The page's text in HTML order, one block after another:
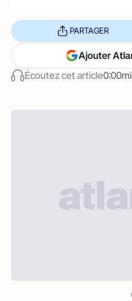
Écoutez cet article
PARTAGER
Ajouter